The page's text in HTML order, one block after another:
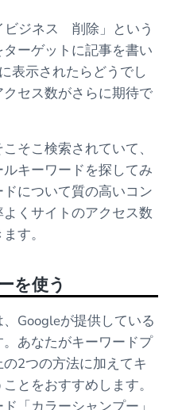
ジネス 削除」という
ーゲットに記事を書い
表示されたらどうでし
セス数がさらに期待で
そこ検索されていて、
キーワードを探してみ
について質の高いコン
くサイトのアクセス数
す。
を使う
Googleが提供している
あなたがキーワードプ
2つの方法に加えてキ
とをおすすめします。
「カラーシャンプー」